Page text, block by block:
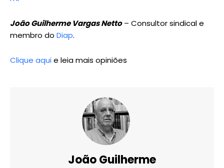
João Guilherme Vargas Netto– Consultor sindical e
membro do Diap.
Clique aquie leia mais opiniões
João Guilherme